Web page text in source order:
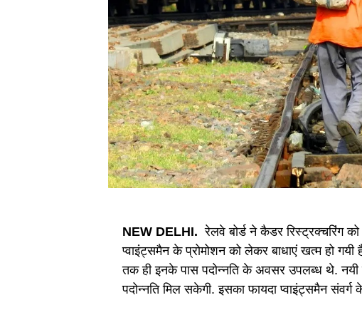
NEW DELHI.रेलवे बोर्ड ने कैडर रिस्ट्रक्चरिंग
प्वाइंट्समैन के प्रोमोशन को लेकर बाधाएं खत्म हो
तक ही इनके पास पदोन्नति के अवसर उपलब्ध थे.
पदोन्नति मिल सकेगी. इसका फायदा प्वाइंट्समैन